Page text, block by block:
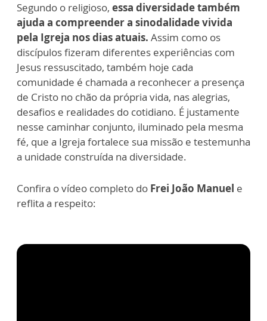
Segundo o religioso, essa diversidade também
ajuda a compreender a sinodalidade vivida
pela Igreja nos dias atuais. Assim como os
discípulos fizeram diferentes experiências com
Jesus ressuscitado, também hoje cada
comunidade é chamada a reconhecer a presença
de Cristo no chão da própria vida, nas alegrias,
desafios e realidades do cotidiano. É justamente
nesse caminhar conjunto, iluminado pela mesma
fé, que a Igreja fortalece sua missão e testemunha
a unidade construída na diversidade.
Confira o vídeo completo do Frei João Manuel e
reflita a respeito: